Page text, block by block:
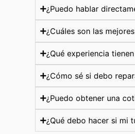
¿Puedo hablar
¿Cuáles son las
¿Qué experiencia
¿Cómo sé si debo
¿Puedo obtener una
¿Qué debo hacer si mi